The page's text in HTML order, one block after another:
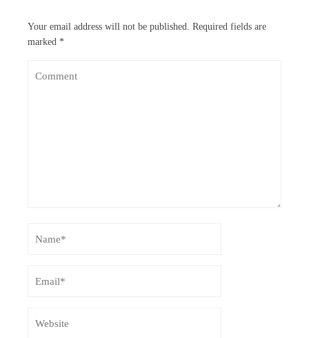
Your email address will not be published. Required fields are
marked *